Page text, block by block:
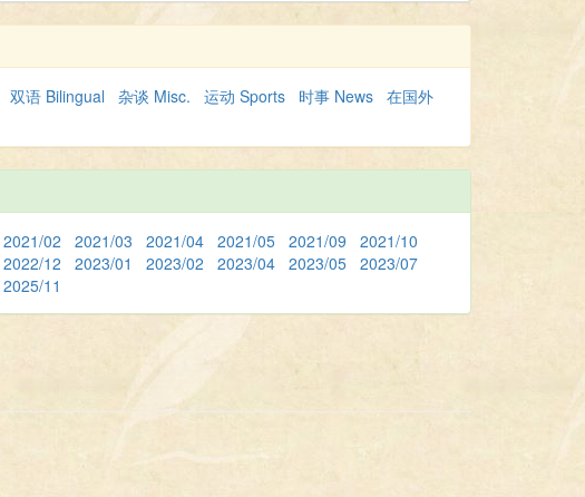
双语 Bilingual 杂谈 Misc. 运动 Sports 时事 News 在国外
2021/02 2021/03 2021/04 2021/05 2021/09 2021/10
2022/12 2023/01 2023/02 2023/04 2023/05 2023/07
2025/11